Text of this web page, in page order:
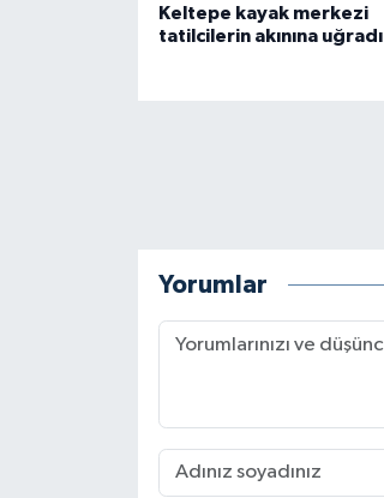
Keltepe kayak merkezi
tatilcilerin akınına uğradı
Yorumlar